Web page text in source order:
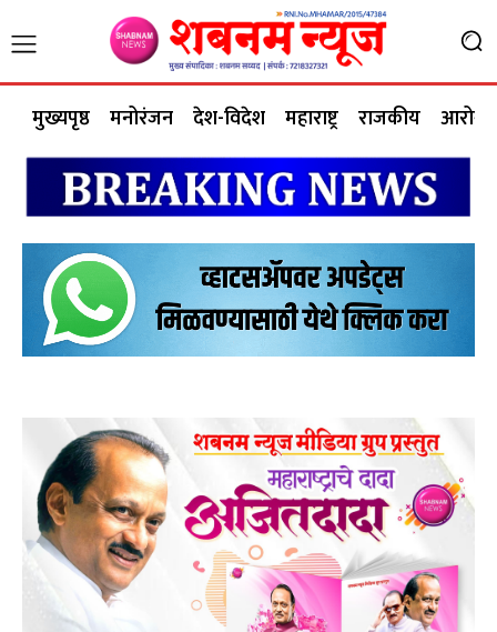
मुख्यपृष्ठ मनोरंजन देश-विदेश महाराष्ट्र राजकीय आरोग्य